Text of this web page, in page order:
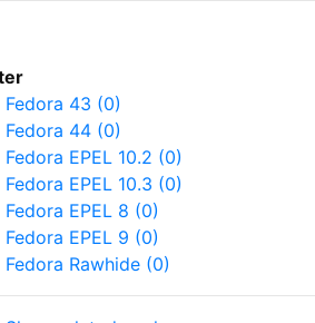
Fedora 43 (0)
Fedora 44 (0)
Fedora EPEL 10.2 (0)
Fedora EPEL 10.3 (0)
Fedora EPEL 8 (0)
Fedora EPEL 9 (0)
Fedora Rawhide (0)